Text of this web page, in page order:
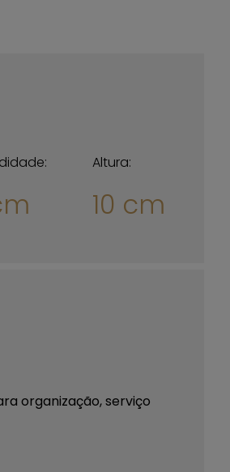
Altura:
10 cm
organização, serviço